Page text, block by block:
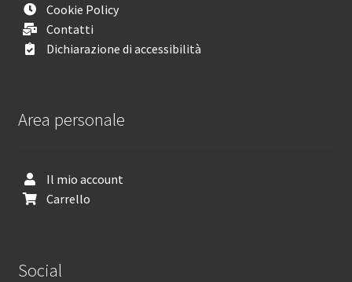
Cookie Policy
Contatti
Dichiarazione di accessibilità
Area personale
Il mio account
Carrello
Social